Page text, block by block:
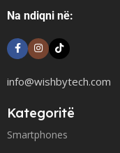
Na ndiqni në:
info@wishbytech.com
Kategoritë
Smartphones